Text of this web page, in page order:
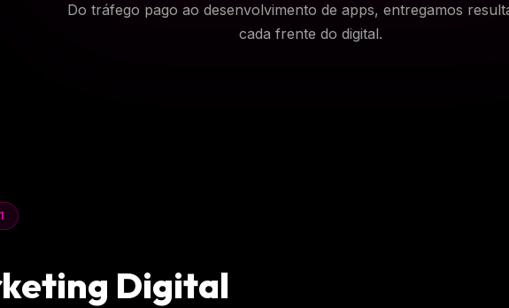
Do tráfego pago ao desenvolvimento de apps, entregamos
cada frente do digital.
Digital